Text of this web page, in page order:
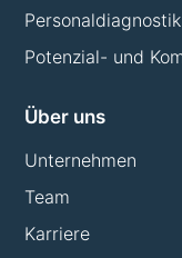
Personaldiagnostik
Potenzial- und
Über uns
Unternehmen
Team
Karriere